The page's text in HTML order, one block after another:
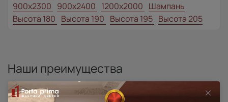
900x2300 900x2400 1200x2000 Шампань
Высота 180 Высота 190 Высота 195 Высота 205
Наши преимущества